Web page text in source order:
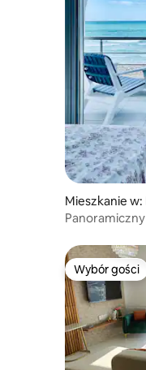
Mieszkanie
Wybór gości
Wybór gości